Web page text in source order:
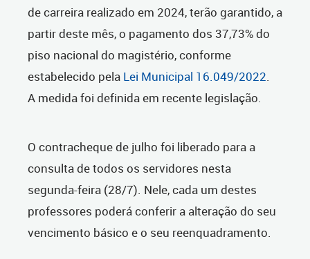
de carreira realizado em 2024, terão garantido, a
partir deste mês, o pagamento dos 37,73% do
piso nacional do magistério, conforme
estabelecido pela Lei Municipal 16.049/2022.
A medida foi definida em recente legislação.
O contracheque de julho foi liberado para a
consulta de todos os servidores nesta
segunda-feira (28/7). Nele, cada um destes
professores poderá conferir a alteração do seu
vencimento básico e o seu reenquadramento.